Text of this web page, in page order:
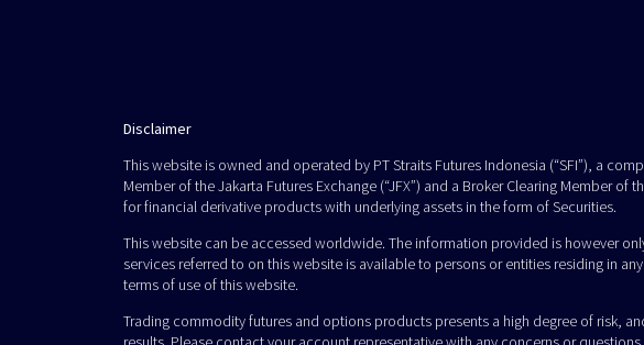
Disclaimer
This website is owned and operated by PT Straits Futures Indonesia (“SFI”), a
Member of the Jakarta Futures Exchange (“JFX”) and a Broker Clearing Member
for financial derivative products with underlying assets in the form of Securities.
This website can be accessed worldwide. The information provided is however
services referred to on this website is available to persons or entities residing in
terms of use of this website.
Trading commodity futures and options products presents a high degree of risk,